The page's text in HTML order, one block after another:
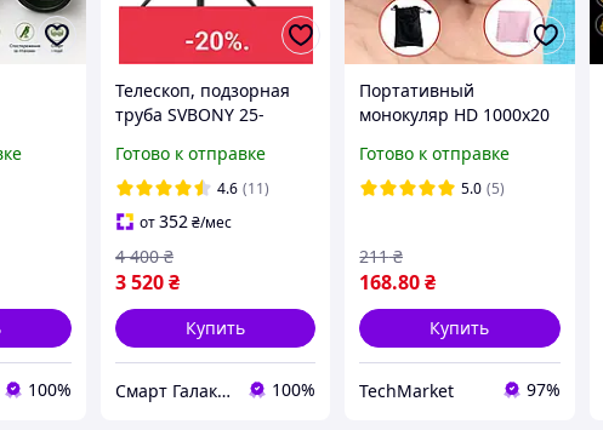
100%
Телескоп, подзорная
труба SVBONY 25-
штатив+крепление
телефона
Готово к отправке
4.6 (11)
от352₴/мес
3 520₴
4 400 ₴
Купить
Смарт Галактика 100%
Портативный
монокуляр HD 1000x20
телескоп для туризма и
рыбалки, увеличение
Готово к отправке
5.0 (5)
168.80₴
211 ₴
Купить
TechMarket 97%